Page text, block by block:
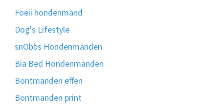
Foeii hondenmand
Dog's Lifestyle
snObbs Hondenmanden
Bia Bed Hondenmanden
Bontmanden effen
Bontmanden print